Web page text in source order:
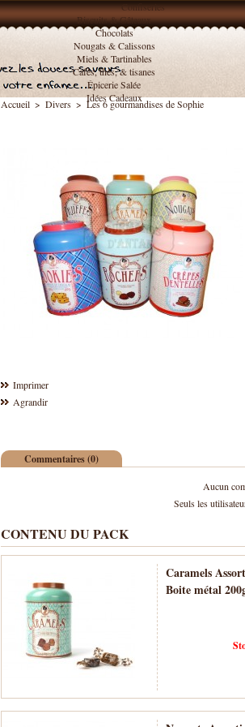
Confiseries
Biscuits & Gâteaux
Chocolats
Nougats & Calissons
Miels & Tartinables
Cafés, thés, & tisanes
Épicerie Salée
Idées Cadeaux
Accueil > Divers > Les 6 gourmandises de Sophie
Imprimer
Agrandir
Commentaires (0)
Aucun
Seuls les
CONTENU DU PACK
Caramels
Boite métal